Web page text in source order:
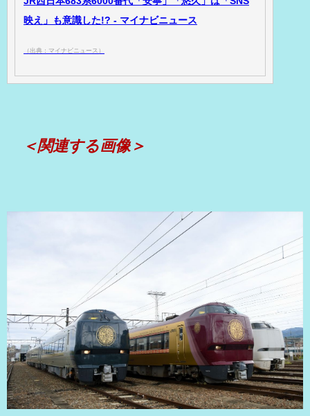
映え」も意識した!? - マイナビニュース
（出典：マイナビニュース）
＜関連する画像＞